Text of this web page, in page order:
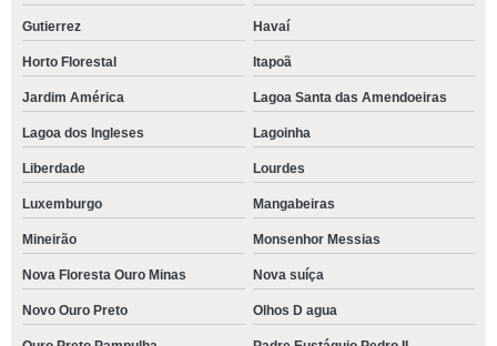
Gutierrez Havaí
Horto Florestal Itapoã
Jardim América Lagoa Santa das Amendoeiras
Lagoa dos Ingleses Lagoinha
Liberdade Lourdes
Luxemburgo Mangabeiras
Mineirão Monsenhor Messias
Nova Floresta Ouro Minas Nova suíça
Novo Ouro Preto Olhos D agua